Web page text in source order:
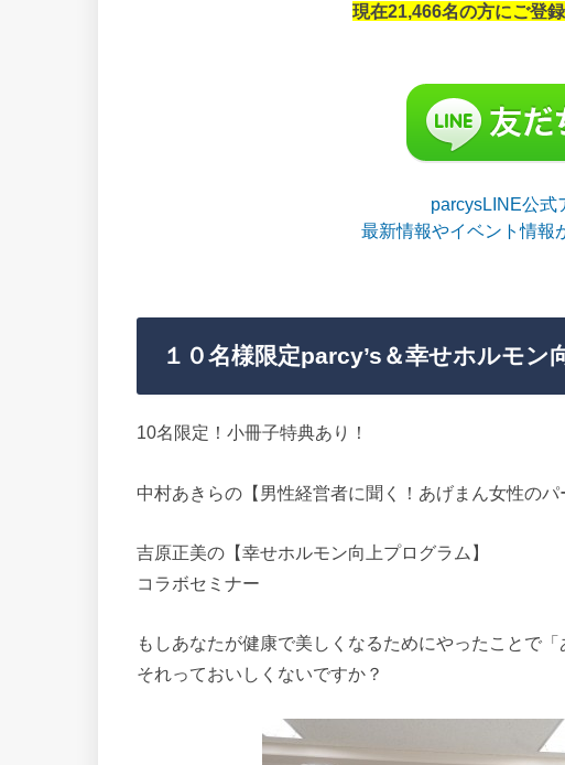
現在21,466名の方にご登
parcysLINE公式
最新情報やイベント情報
１０名様限定parcy’s＆幸せホルモン
10名限定！小冊子特典あり！
中村あきらの【男性経営者に聞く！あげまん女性のパ
吉原正美の【幸せホルモン向上プログラム】
コラボセミナー
もしあなたが健康で美しくなるためにやったことで
それっておいしくないですか？